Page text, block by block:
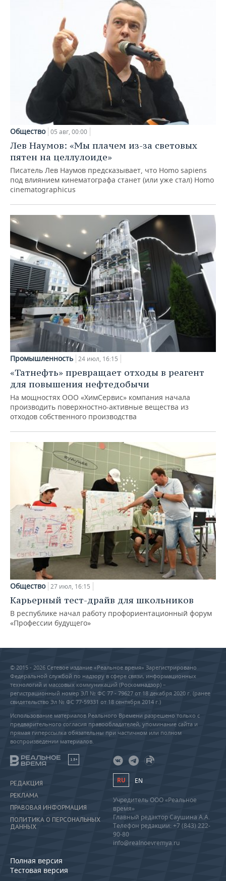
Общество 05 авг, 00:00
Лев Наумов: «Мы плачем из-за световых
пятен на целлулоиде»
Писатель Лев Наумов предсказывает, что Homo sapiens
под влиянием кинематографа станет (или уже стал) Homo
cinematographicus
Промышленность 24 июл, 16:15
«Татнефть» превращает отходы в реагент
для повышения нефтедобычи
На мощностях ООО «ХимСервис» компания начала
производить поверхностно-активные вещества из
отходов собственного производства
Общество 27 июл, 16:15
Карьерный тест-драйв для школьников
В республике начал работу профориентационный форум
«Профессии будущего»
© 2015 - 2026 Сетевое издание «Реальное время» Зарегистрировано
Федеральной службой по надзору в сфере связи, информационных
технологий и массовых коммуникаций (Роскомнадзор) –
регистрационный номер ЭЛ № ФС 77 - 79627 от 18 декабря 2020 г. (ранее
свидетельство Эл № ФС 77-59331 от 18 сентября 2014 г.)
Использование материалов Реального Времени разрешено только с
предварительного согласия правообладателей, упоминание сайта и
прямая гиперссылка обязательны при частичном или полном
воспроизведении материалов.
18+
РЕДАКЦИЯ
РЕКЛАМА
ПРАВОВАЯ ИНФОРМАЦИЯ
ПОЛИТИКА О ПЕРСОНАЛЬНЫХ
ДАННЫХ
Полная версия
Тестовая версия
RU EN
Учредитель ООО «Реальное
время»
Главный редактор Саушина А.А.
Телефон редакции: +7 (843) 222-
90-80
info@realnoevremya.ru